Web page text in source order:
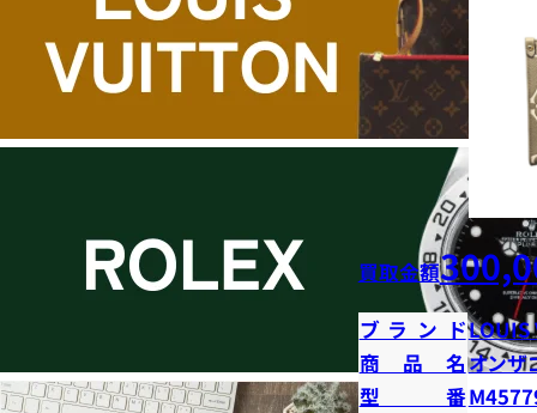
買取金額
ブランドLOUIS
商品名オンザ
型番